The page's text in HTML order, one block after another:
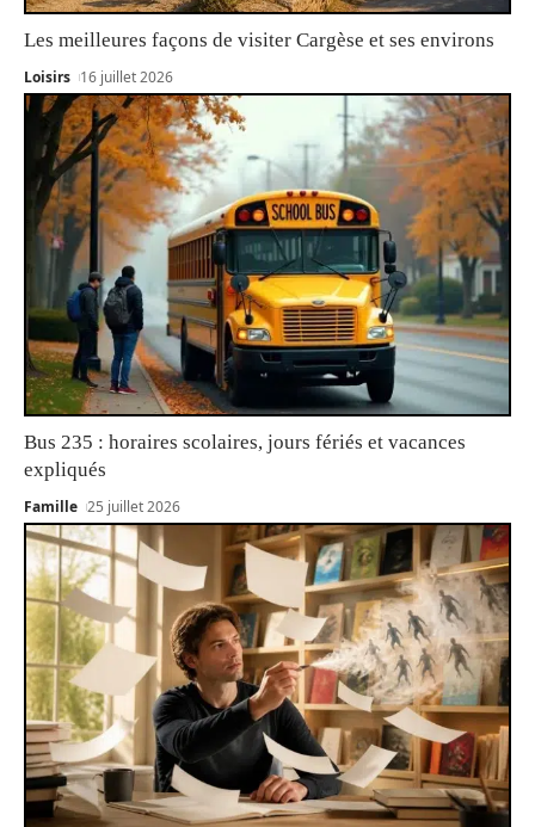
Les meilleures façons de visiter Cargèse et ses environs
Loisirs 16 juillet 2026
Bus 235 : horaires scolaires, jours fériés et vacances
expliqués
Famille 25 juillet 2026